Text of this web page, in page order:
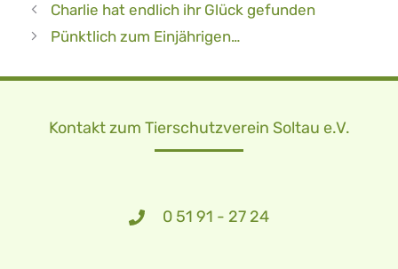
Charlie hat endlich ihr Glück gefunden
Pünktlich zum Einjährigen…
Kontakt zum Tierschutzverein Soltau e.V.
0 51 91 - 27 24